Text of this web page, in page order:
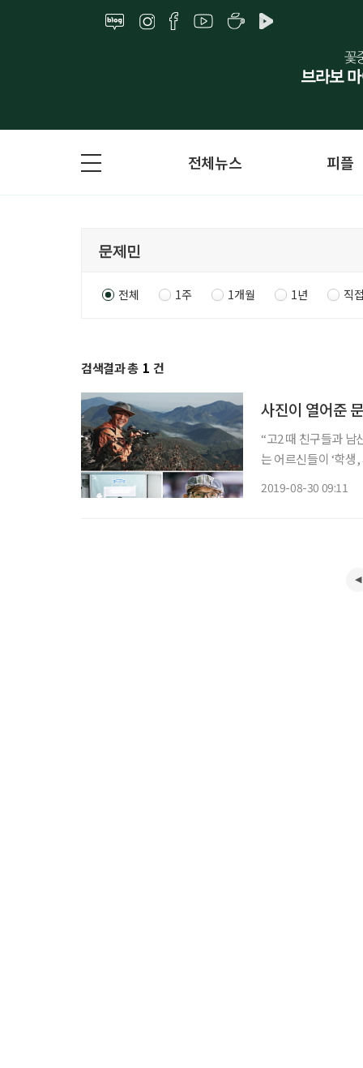
전체뉴스 피플
전체 1주 1개월 1년 직
검색결과 총 1 건
사진이 열어준
“고2 때 친구들과 남
는 어르신들이 ‘학생
2019-08-30 09:11